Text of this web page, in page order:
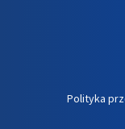
Polityka